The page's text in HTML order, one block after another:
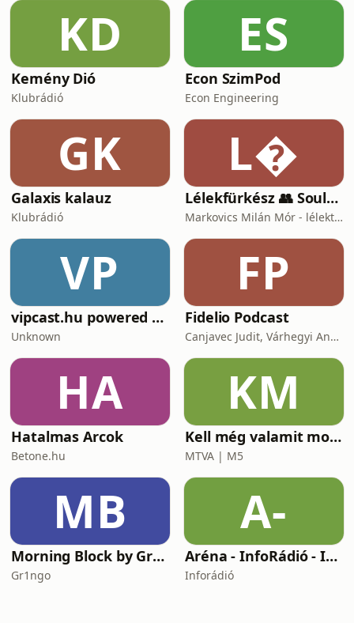
KD
Kemény Dió
Klubrádió
ES
Econ SzimPod
Econ Engineering
GK
Galaxis kalauz
Klubrádió
L
Lélekfürkész 👥 SoulScout
Markovics Milán Mór - lélektan, tudomány, vallás, harc
VP
vipcast.hu powered by Media1
Unknown
FP
Fidelio Podcast
Canjavec Judit, Várhegyi András, Gyürke Kata, Tompa Diána, Vass Antónia
HA
Hatalmas Arcok
Betone.hu
KM
Kell még valamit mondanom, Ildikó?
MTVA | M5
MB
Morning Block by Gr1ngo
Gr1ngo
A-
Aréna - InfoRádió - Infostart.hu
Inforádió